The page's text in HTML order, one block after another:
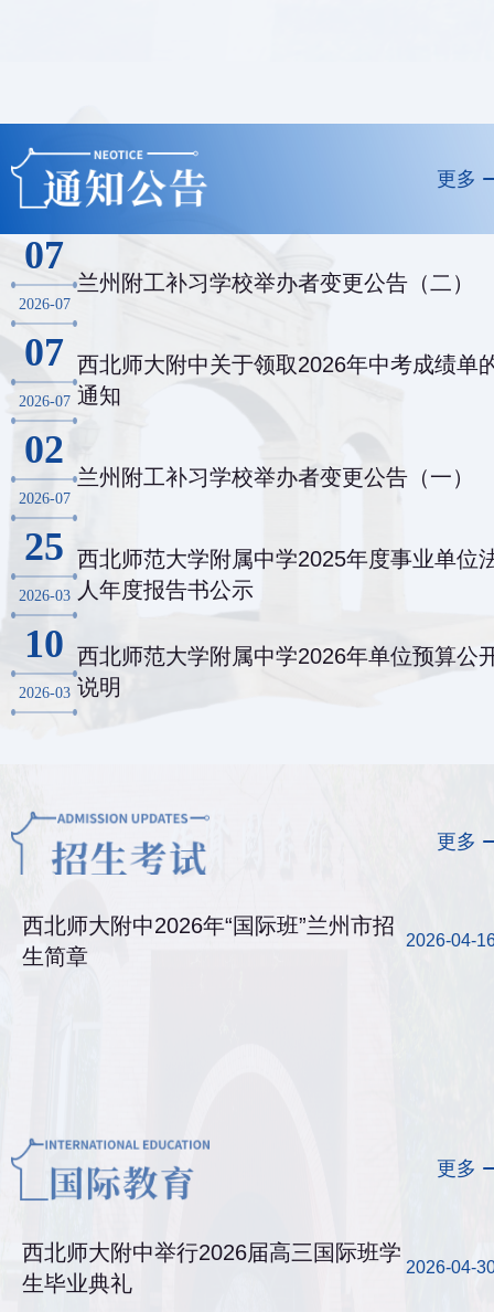
更多
07
2026-07
兰州附工补习学校举办者变更公告（二）
07
2026-07
西北师大附中关于领取2026年中考成绩单
通知
02
2026-07
兰州附工补习学校举办者变更公告（一）
25
2026-03
西北师范大学附属中学2025年度事业单位
人年度报告书公示
10
2026-03
西北师范大学附属中学2026年单位预算公
说明
更多
西北师大附中2026年“国际班”兰州市招
生简章
2026-04-
更多
西北师大附中举行2026届高三国际班学
生毕业典礼
2026-04-